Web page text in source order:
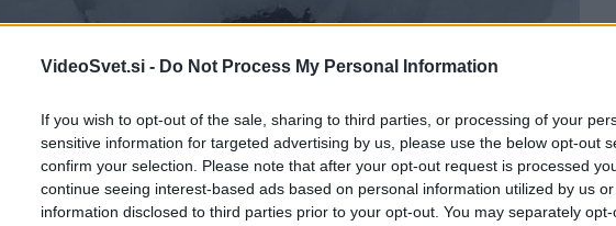
VideoSvet.si - Do Not Process My Personal Information
If you wish to opt-out of the sale, sharing to third parties, or processing of your
sensitive information for targeted advertising by us, please use the below opt-out
confirm your selection. Please note that after your opt-out request is processed
continue seeing interest-based ads based on personal information utilized by us
information disclosed to third parties prior to your opt-out. You may separately